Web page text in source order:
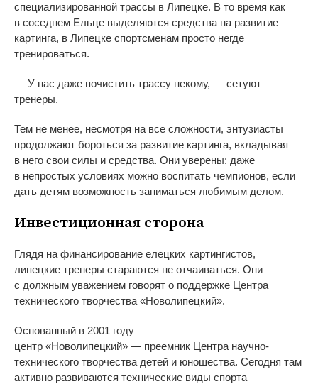
специализированной трассы в Липецке. В то время как
в соседнем Ельце выделяются средства на развитие
картинга, в Липецке спортсменам просто негде
тренироваться.
— У нас даже почистить трассу некому, — сетуют
тренеры.
Тем не менее, несмотря на все сложности, энтузиасты
продолжают бороться за развитие картинга, вкладывая
в него свои силы и средства. Они уверены: даже
в непростых условиях можно воспитать чемпионов, если
дать детям возможность заниматься любимым делом.
Инвестиционная сторона
Глядя на финансирование елецких картингистов,
липецкие тренеры стараются не отчаиваться. Они
с должным уважением говорят о поддержке Центра
технического творчества «Новолипецкий».
Основанный в 2001 году
центр «Новолипецкий» — преемник Центра научно-
технического творчества детей и юношества. Сегодня там
активно развиваются технические виды спорта